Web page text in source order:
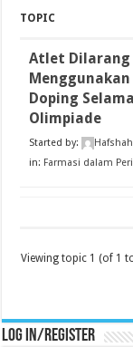
TOPIC
Atlet Dilarang
Doping Selama
Olimpiade
Started by:
Hafshah
in: Farmasi dalam
Viewing topic 1 (of 1
Log in/register